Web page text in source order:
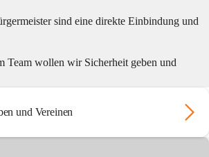
sind eine direkte Einbindung und
Team wollen wir Sicherheit geben und
und Vereinen